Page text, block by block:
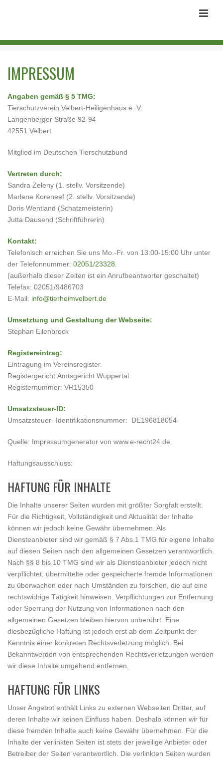
IMPRESSUM
Angaben gemäß § 5 TMG:
Tierschutzverein Velbert-Heiligenhaus e. V.
Langenberger Straße 92-94
42551 Velbert
Mitglied im Deutschen Tierschutzbund
Vertreten durch:
Sandra Zeleny (1. stellv. Vorsitzende)
Marlene Koreneef (2. stellv. Vorsitzende)
Doris Wentland (Schatzmeisterin)
Jutta Dausend (Schriftführerin)
Kontakt:
Telefonisch erreichen Sie uns Mo.-Fr. von 13:00-15:00 Uhr unter
der Telefonnummer: 02051/23328
(außerhalb dieser Zeiten ist ein Anrufbeantworter geschaltet)
Telefax: 02051/9486703
E-Mail: info@tierheimvelbert.de
Umsetztung und Gestaltung der Webseite:
Stephan Eilenbrock
Registereintrag:
Eintragung im Vereinsregister.
Registergericht:Amtsgericht Wuppertal
Registernummer: VR15350
Umsatzsteuer-ID:
Umsatzsteuer- Identifikationsnummer: DE196818054
Quelle: Impressumgenerator von www.e-recht24.de.
Haftungsausschluss:
HAFTUNG FÜR INHALTE
Die Inhalte unserer Seiten wurden mit größter Sorgfalt erstellt.
Für die Richtigkeit, Vollständigkeit und Aktualität der Inhalte
können wir jedoch keine Gewähr übernehmen. Als
Diensteanbieter sind wir gemäß § 7 Abs.1 TMG für eigene Inhalte
auf diesen Seiten nach den allgemeinen Gesetzen verantwortlich.
Nach §§ 8 bis 10 TMG sind wir als Diensteanbieter jedoch nicht
verpflichtet, übermittelte oder gespeicherte fremde Informationen
zu überwachen oder nach Umständen zu forschen, die auf eine
rechtswidrige Tätigkeit hinweisen. Verpflichtungen zur Entfernung
oder Sperrung der Nutzung von Informationen nach den
allgemeinen Gesetzen bleiben hiervon unberührt. Eine
diesbezügliche Haftung ist jedoch erst ab dem Zeitpunkt der
Kenntnis einer konkreten Rechtsverletzung möglich. Bei
Bekanntwerden von entsprechenden Rechtsverletzungen werden
wir diese Inhalte umgehend entfernen.
HAFTUNG FÜR LINKS
Unser Angebot enthält Links zu externen Webseiten Dritter, auf
deren Inhalte wir keinen Einfluss haben. Deshalb können wir für
diese fremden Inhalte auch keine Gewähr übernehmen. Für die
Inhalte der verlinkten Seiten ist stets der jeweilige Anbieter oder
Betreiber der Seiten verantwortlich. Die verlinkten Seiten wurden